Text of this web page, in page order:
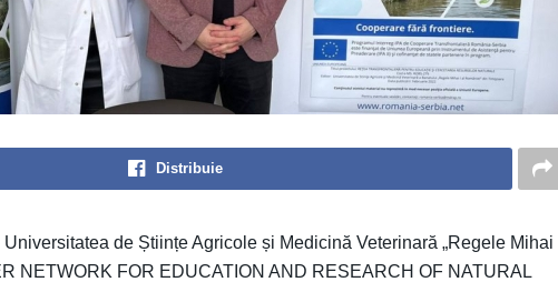
Distribuie
de Științe Agricole și Medicină Veterinară „Regele Mihai
NETWORK FOR EDUCATION AND RESEARCH OF NATURAL